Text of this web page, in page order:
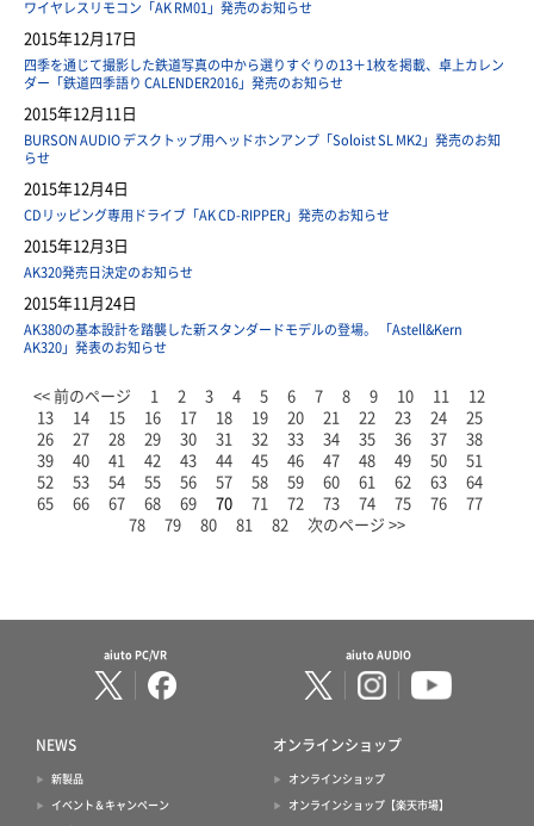
ワイヤレスリモコン「AK RM01」発売のお知らせ
2015年12月17日
四季を通じて撮影した鉄道写真の中から選りすぐりの13＋1枚を掲載、卓上カレン
ダー「鉄道四季語り CALENDER2016」発売のお知らせ
2015年12月11日
BURSON AUDIO デスクトップ用ヘッドホンアンプ「Soloist SL MK2」発売のお知
らせ
2015年12月4日
CDリッピング専用ドライブ「AK CD-RIPPER」発売のお知らせ
2015年12月3日
AK320発売日決定のお知らせ
2015年11月24日
AK380の基本設計を踏襲した新スタンダードモデルの登場。 「Astell&Kern
AK320」発表のお知らせ
<< 前のページ 1 2 3 4 5 6 7 8 9 10 11
12
13
14 15 16 17 18 19 20 21 22 23 24
25
26
27 28 29 30 31 32 33 34 35 36 37
38
39
40 41 42 43 44 45 46 47 48 49 50
51
52
53 54 55 56 57 58 59 60 61 62 63
64
65
66 67 68 6970 71 72 73 74 75 76
77
78
79 80 81 82 次のページ >>
aiuto PC/VR aiuto AUDIO
NEWS
新製品
イベント＆キャンペーン
オンラインショップ
オンラインショップ
オンラインショップ【楽天市場】